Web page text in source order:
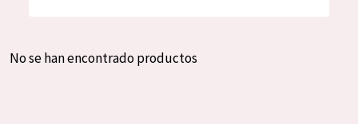
Spanish
No se han encontrado productos